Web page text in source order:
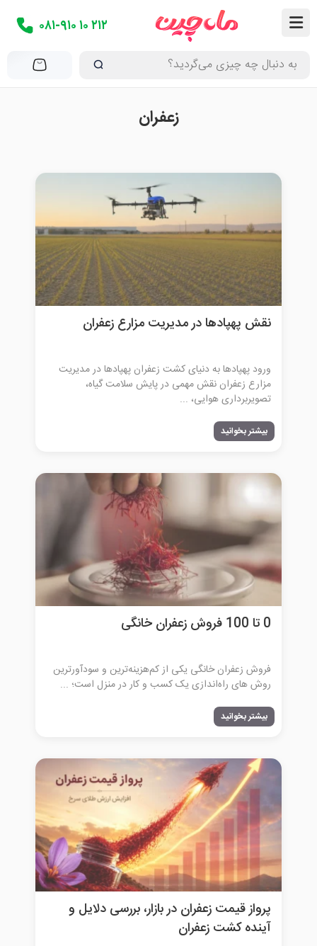
۰۸۱-۹۱۰ ۱۰ ۲۱۲
زعفران
نقش پهپادها در مدیریت مزارع زعفران
ورود پهپادها به دنیای کشت زعفران پهپادها در مدیریت
مزارع زعفران نقش مهمی در پایش سلامت گیاه،
تصویربرداری هوایی، ...
بیشتر بخوانید
0 تا 100 فروش زعفران خانگی
فروش زعفران خانگی یکی از کم‌هزینه‌ترین و سودآورترین
روش‌ های راه‌اندازی یک کسب‌ و کار در منزل است؛ ...
بیشتر بخوانید
پرواز قیمت زعفران در بازار، بررسی دلایل و
آینده کشت زعفران